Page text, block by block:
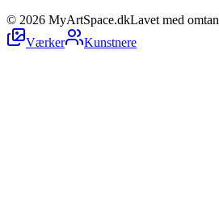
© 2026 MyArtSpace.dkLavet med
Værker
Kunstnere